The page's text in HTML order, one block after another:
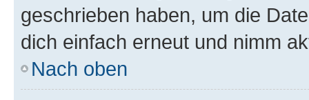
geschrieben haben, um die
dich einfach erneut und nimm
Nach oben